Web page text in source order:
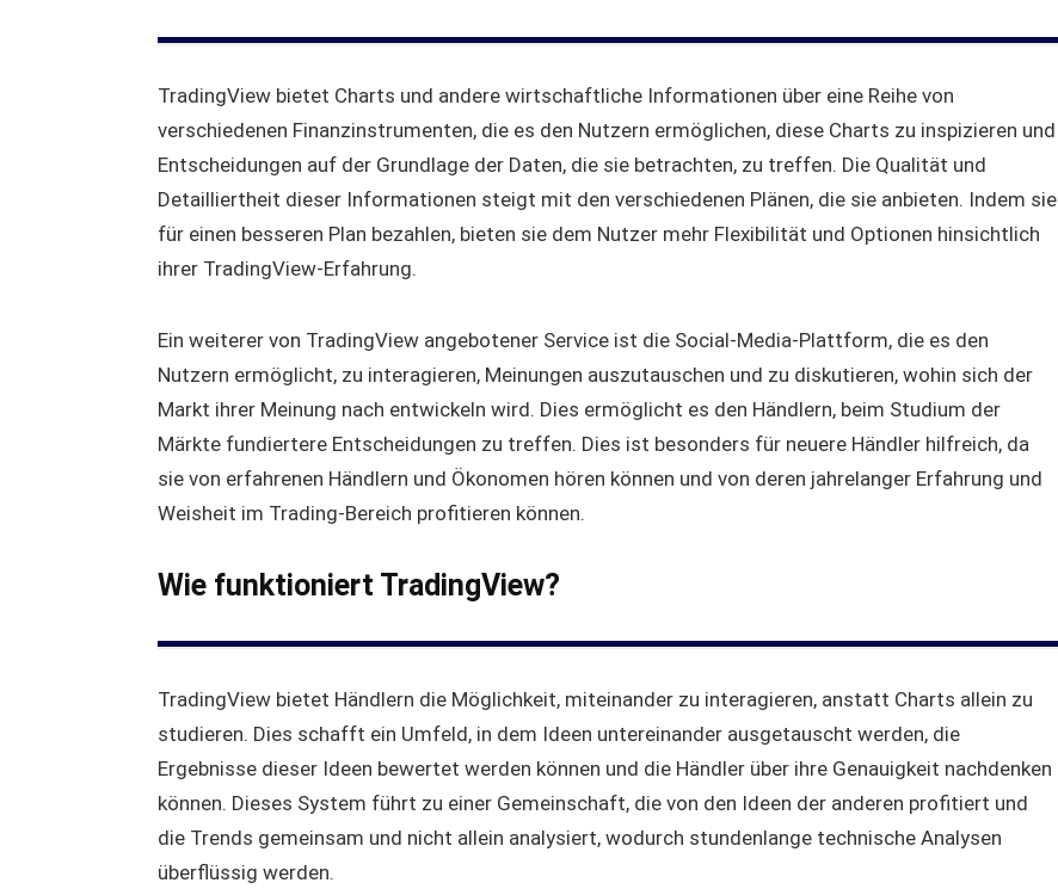
TradingView bietet Charts und andere wirtschaftliche Informationen über eine Reihe von
verschiedenen Finanzinstrumenten, die es den Nutzern ermöglichen, diese Charts zu inspizieren und
Entscheidungen auf der Grundlage der Daten, die sie betrachten, zu treffen. Die Qualität und
Detailliertheit dieser Informationen steigt mit den verschiedenen Plänen, die sie anbieten. Indem sie
für einen besseren Plan bezahlen, bieten sie dem Nutzer mehr Flexibilität und Optionen hinsichtlich
ihrer TradingView-Erfahrung.
Ein weiterer von TradingView angebotener Service ist die Social-Media-Plattform, die es den
Nutzern ermöglicht, zu interagieren, Meinungen auszutauschen und zu diskutieren, wohin sich der
Markt ihrer Meinung nach entwickeln wird. Dies ermöglicht es den Händlern, beim Studium der
Märkte fundiertere Entscheidungen zu treffen. Dies ist besonders für neuere Händler hilfreich, da
sie von erfahrenen Händlern und Ökonomen hören können und von deren jahrelanger Erfahrung und
Weisheit im Trading-Bereich profitieren können.
Wie funktioniert TradingView?
TradingView bietet Händlern die Möglichkeit, miteinander zu interagieren, anstatt Charts allein zu
studieren. Dies schafft ein Umfeld, in dem Ideen untereinander ausgetauscht werden, die
Ergebnisse dieser Ideen bewertet werden können und die Händler über ihre Genauigkeit nachdenken
können. Dieses System führt zu einer Gemeinschaft, die von den Ideen der anderen profitiert und
die Trends gemeinsam und nicht allein analysiert, wodurch stundenlange technische Analysen
überflüssig werden.